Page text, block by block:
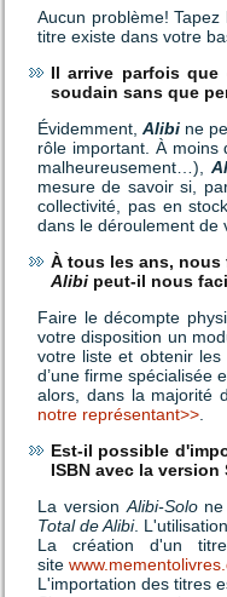
Aucun problème!
titre existe dans votre
Il arrive parfois que
soudain sans que
Évidemment,Alibi ne
rôle important. À moins
malheureusement…),
mesure de savoir si,
collectivité, pas en
dans le déroulement de
À tous les ans, nous
Alibi peut-il nous
Faire le décompte
votre disposition un
votre liste et obtenir les
d’une firme spécialisée
alors, dans la majorité
notre représentant>>
Est-il possible
ISBN avec la version
La version Alibi-Solone
Total de Alibi.
La création d'un
site
L'importation des titres